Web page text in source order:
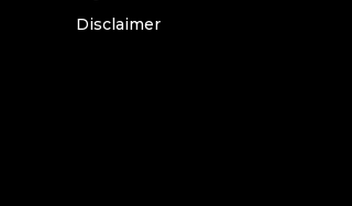
Disclaimer